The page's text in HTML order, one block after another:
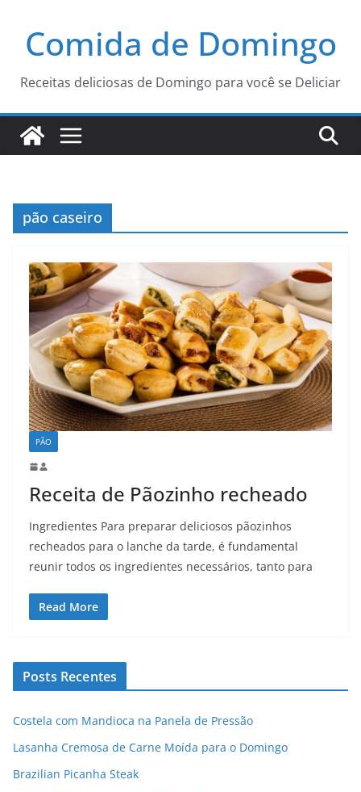
conteúdo
Comida de Domingo
Receitas deliciosas de Domingo para você se Deliciar
pão caseiro
PÃO
Receita de Pãozinho recheado
Ingredientes Para preparar deliciosos pãozinhos
recheados para o lanche da tarde, é fundamental
reunir todos os ingredientes necessários, tanto para
Read More
Posts Recentes
Costela com Mandioca na Panela de Pressão
Lasanha Cremosa de Carne Moída para o Domingo
Brazilian Picanha Steak